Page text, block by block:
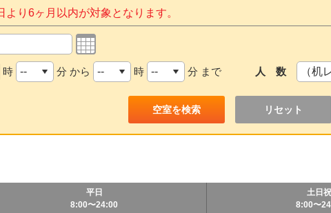
より6ヶ月以内が対象となります。
時 分 から 時 分 まで 人 数
リセット
平日
8:00〜24:00
土日祝
8:00〜